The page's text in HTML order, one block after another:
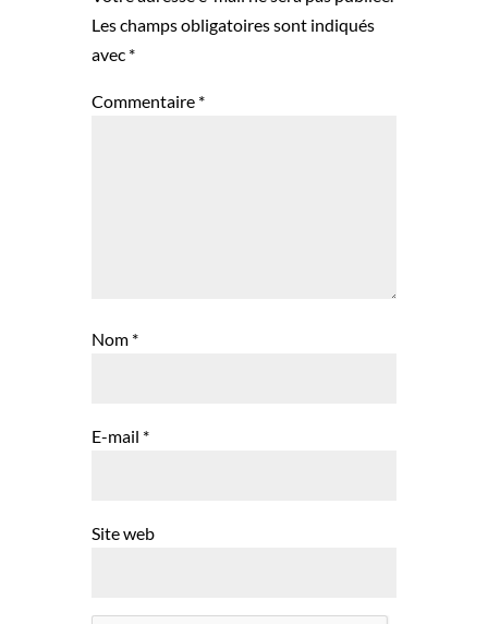
Les champs obligatoires sont indiqués
avec *
Commentaire *
Nom *
E-mail *
Site web